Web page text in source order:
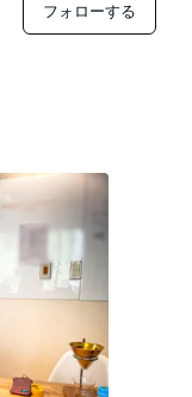
フォローする